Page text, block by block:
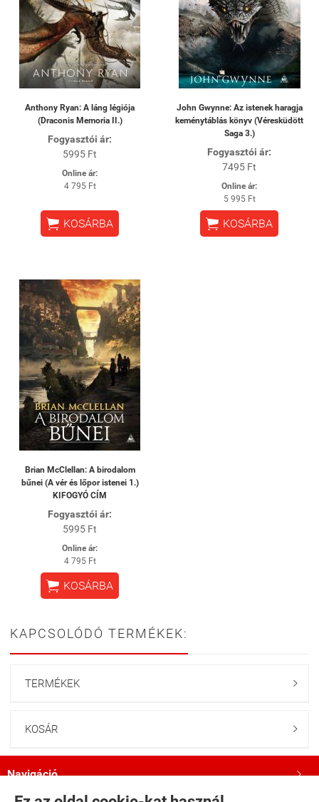
Anthony Ryan: A láng légiója
(Draconis Memoria II.)
Fogyasztói ár:
5995 Ft
Online ár:
4 795 Ft
 KOSÁRBA
John Gwynne: Az istenek haragja
keménytáblás könyv (Véresküdött
Saga 3.)
Fogyasztói ár:
7495 Ft
Online ár:
5 995 Ft
 KOSÁRBA
Brian McClellan: A birodalom
bűnei (A vér és lőpor istenei 1.)
KIFOGYÓ CÍM
Fogyasztói ár:
5995 Ft
Online ár:
4 795 Ft
 KOSÁRBA
KAPCSOLÓDÓ TERMÉKEK:
TERMÉKEK 
KOSÁR 
Navigáció 